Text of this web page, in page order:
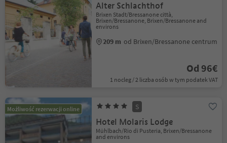
Alter Schlachthof
Brixen Stadt/Bressanone città,
Brixen/Bressanone, Brixen/Bressanone and
environs
209 m od Brixen/Bressanone centrum
Od 96€
1 nocleg / 2 liczba osób w tym podatek VAT
Możliwość rezerwacji online S
Hotel Molaris Lodge
Mühlbach/Rio di Pusteria, Brixen/Bressanone
and environs